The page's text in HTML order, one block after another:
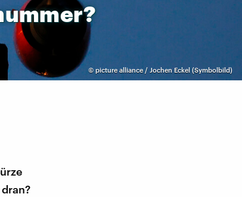
© picture alliance / Jochen Eckel (Symbolbild)